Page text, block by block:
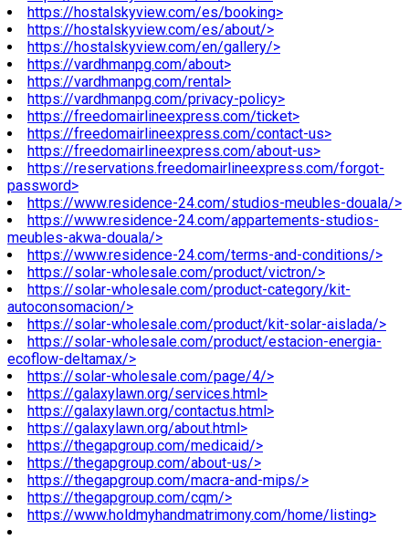
https://hostalskyview.com/es/booking>
https://hostalskyview.com/es/about/>
https://hostalskyview.com/en/gallery/>
https://vardhmanpg.com/about>
https://vardhmanpg.com/rental>
https://vardhmanpg.com/privacy-policy>
https://freedomairlineexpress.com/ticket>
https://freedomairlineexpress.com/contact-us>
https://freedomairlineexpress.com/about-us>
https://reservations.freedomairlineexpress.com/forgot-
password>
https://www.residence-24.com/studios-meubles-douala/>
https://www.residence-24.com/appartements-studios-
meubles-akwa-douala/>
https://www.residence-24.com/terms-and-conditions/>
https://solar-wholesale.com/product/victron/>
https://solar-wholesale.com/product-category/kit-
autoconsomacion/>
https://solar-wholesale.com/product/kit-solar-aislada/>
https://solar-wholesale.com/product/estacion-energia-
ecoflow-deltamax/>
https://solar-wholesale.com/page/4/>
https://galaxylawn.org/services.html>
https://galaxylawn.org/contactus.html>
https://galaxylawn.org/about.html>
https://thegapgroup.com/medicaid/>
https://thegapgroup.com/about-us/>
https://thegapgroup.com/macra-and-mips/>
https://thegapgroup.com/cqm/>
https://www.holdmyhandmatrimony.com/home/listing>